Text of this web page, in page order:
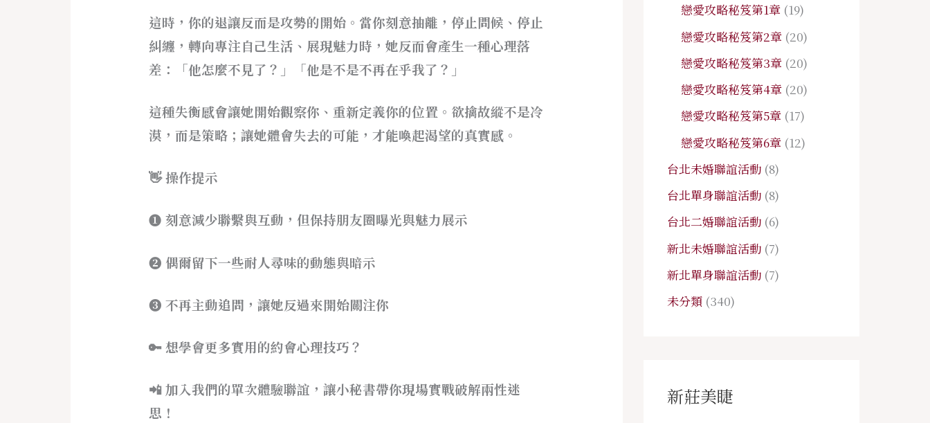
這時，你的退讓反而是攻勢的開始。當你刻意抽離，停止問候、停止
糾纏，轉向專注自己生活、展現魅力時，她反而會產生一種心理落
差：「他怎麼不見了？」「他是不是不再在乎我了？」
這種失衡感會讓她開始觀察你、重新定義你的位置。欲擒故縱不是冷
漠，而是策略；讓她體會失去的可能，才能喚起渴望的真實感。
👋 操作提示
➊ 刻意減少聯繫與互動，但保持朋友圈曝光與魅力展示
➋ 偶爾留下一些耐人尋味的動態與暗示
➌ 不再主動追問，讓她反過來開始關注你
🔑 想學會更多實用的約會心理技巧？
📲 加入我們的單次體驗聯誼，讓小秘書帶你現場實戰破解兩性迷
思！
戀愛攻略秘笈第1章 (19)
戀愛攻略秘笈第2章 (20)
戀愛攻略秘笈第3章 (20)
戀愛攻略秘笈第4章 (20)
戀愛攻略秘笈第5章 (17)
戀愛攻略秘笈第6章 (12)
台北未婚聯誼活動 (8)
台北單身聯誼活動 (8)
台北二婚聯誼活動 (6)
新北未婚聯誼活動 (7)
新北單身聯誼活動 (7)
未分類 (340)
新莊美睫